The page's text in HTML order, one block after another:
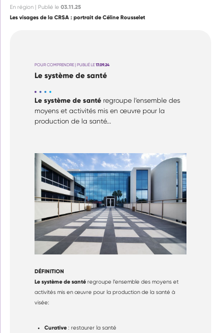
POUR COMPRENDRE | PUBLIÉ LE 17.09.24
Le système de santé
Le système de santé regroupe l’ensemble des
moyens et activités mis en œuvre pour la
production de la santé...
DÉFINITION
Le système de santé regroupe l’ensemble des moyens et
activités mis en œuvre pour la production de la santé à
visée:
Curative : restaurer la santé
En région | Publié le 03.11.25
Les visages de la CRSA : portrait de Céline Rousselet